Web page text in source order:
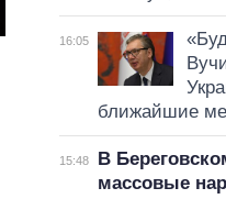
16:05
ближайшие
15:48
В
массовые